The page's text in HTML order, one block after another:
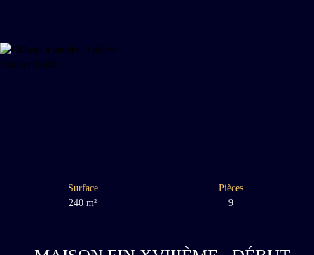
Surface
240m²
Pièces
9